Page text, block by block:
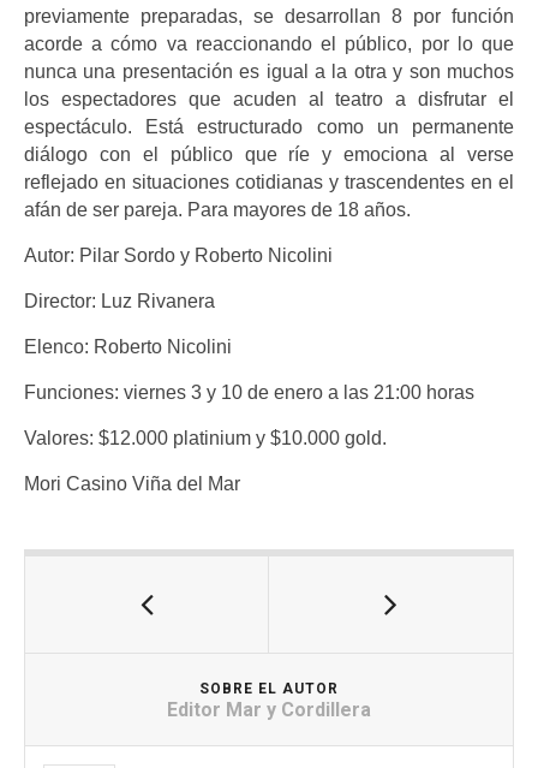
previamente preparadas, se desarrollan 8 por función
acorde a cómo va reaccionando el público, por lo que
nunca una presentación es igual a la otra y son muchos
los espectadores que acuden al teatro a disfrutar el
espectáculo. Está estructurado como un permanente
diálogo con el público que ríe y emociona al verse
reflejado en situaciones cotidianas y trascendentes en el
afán de ser pareja. Para mayores de 18 años.
Autor: Pilar Sordo y Roberto Nicolini
Director: Luz Rivanera
Elenco: Roberto Nicolini
Funciones: viernes 3 y 10 de enero a las 21:00 horas
Valores: $12.000 platinium y $10.000 gold.
Mori Casino Viña del Mar
SOBRE EL AUTOR
Editor Mar y Cordillera